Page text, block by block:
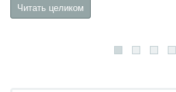
Читать целиком